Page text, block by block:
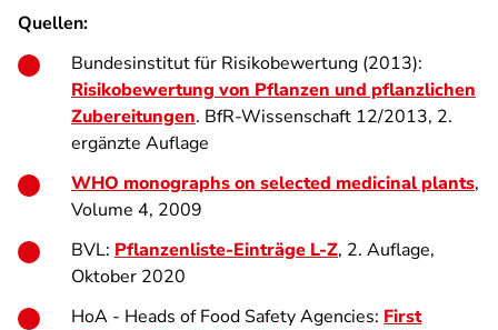
Quellen:
Bundesinstitut für Risikobewertung (2013):
Risikobewertung von Pflanzen und pflanzlichen
Zubereitungen. BfR-Wissenschaft 12/2013, 2.
ergänzte Auflage
WHO monographs on selected medicinal plants,
Volume 4, 2009
BVL: Pflanzenliste-Einträge L-Z, 2. Auflage,
Oktober 2020
HoA - Heads of Food Safety Agencies: First